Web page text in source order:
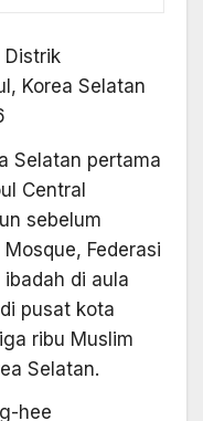
Distrik
Korea Selatan
Selatan pertama
Central
sebelum
Federasi
di aula
pusat kota
ribu Muslim
Selatan.
hee